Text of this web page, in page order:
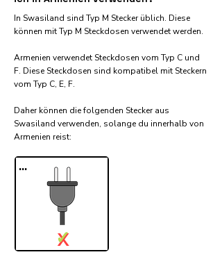
In Swasiland sind Typ M Stecker üblich. Diese
können mit Typ M Steckdosen verwendet werden.
Armenien verwendet Steckdosen vom Typ C und
F. Diese Steckdosen sind kompatibel mit Steckern
vom Typ C, E, F.
Daher können die folgenden Stecker aus
Swasiland verwenden, solange du innerhalb von
Armenien reist:​
...
X
✓